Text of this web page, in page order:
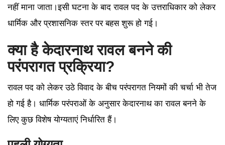
नहीं माना जाता।इसी घटना के बाद रावल पद के उत्तराधिकार को लेकर
धार्मिक और प्रशासनिक स्तर पर बहस शुरू हो गई।
क्या है केदारनाथ रावल बनने की
परंपरागत प्रक्रिया?
रावल पद को लेकर उठे विवाद के बीच परंपरागत नियमों की चर्चा भी तेज
हो गई है। धार्मिक परंपराओं के अनुसार केदारनाथ का रावल बनने के
लिए कुछ विशेष योग्यताएं निर्धारित हैं।